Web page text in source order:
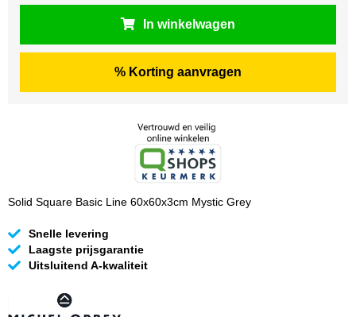
In winkelwagen
% Korting aanvragen
Solid Square Basic Line 60x60x3cm Mystic Grey
Snelle levering
Laagste prijsgarantie
Uitsluitend A-kwaliteit